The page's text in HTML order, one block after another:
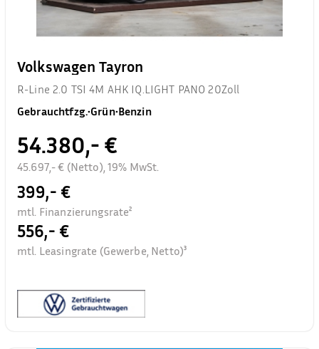
Volkswagen Tayron
R-Line 2.0 TSI 4M AHK IQ.LIGHT PANO 20Zoll
Gebrauchtfzg.•Grün•Benzin
54.380,- €
45.697,- € (Netto), 19% MwSt.
399,- €
mtl. Finanzierungsrate²
556,- €
mtl. Leasingrate (Gewerbe, Netto)³